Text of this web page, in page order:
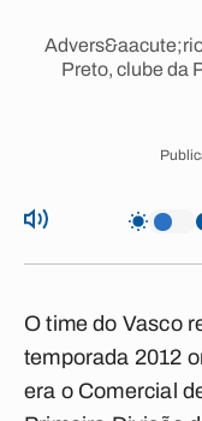
Preto, clube da
O time do Vasco
temporada 2012
era o Comercial